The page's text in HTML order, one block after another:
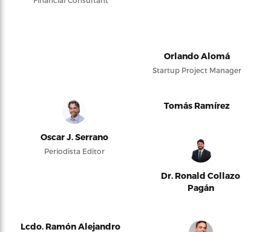
Orlando Alomá
Startup Project Manager
Oscar J. Serrano
Periodista Editor
Tomás Ramírez
Dr. Ronald Collazo
Pagán
Lcdo. Ramón Alejandro